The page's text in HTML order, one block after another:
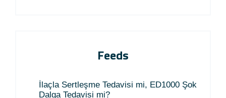
Feeds
İlaçla Sertleşme Tedavisi mi, ED1000 Şok
Dalga Tedavisi mi?